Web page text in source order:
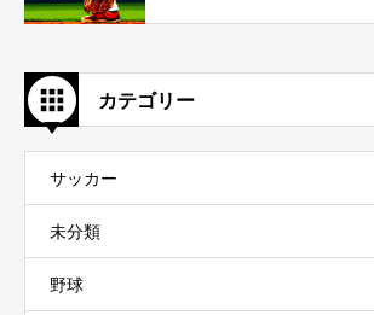
カテゴリー
サッカー
未分類
野球